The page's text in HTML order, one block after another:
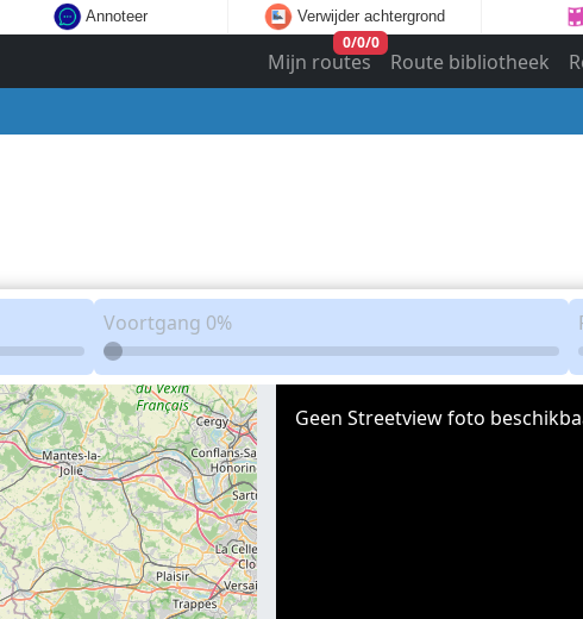
Annoteer Verwijder achtergrond
Mijn routes
0/0/0
Route bibliotheek
Voortgang 0%
Geen Streetview foto